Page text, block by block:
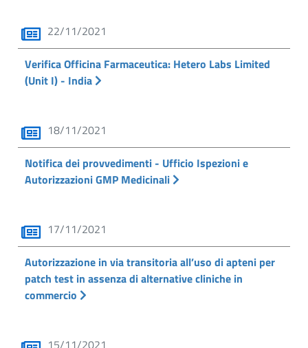
22/11/2021
Verifica Officina Farmaceutica: Hetero Labs Limited
(Unit I) - India
18/11/2021
Notifica dei provvedimenti - Ufficio Ispezioni e
Autorizzazioni GMP Medicinali
17/11/2021
Autorizzazione in via transitoria all’uso di apteni per
patch test in assenza di alternative cliniche in
commercio
15/11/2021